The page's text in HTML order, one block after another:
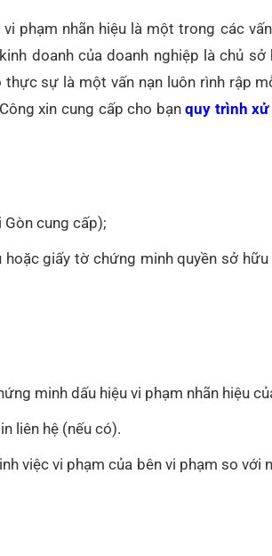
phạm nhãn hiệu là một trong các
doanh của doanh nghiệp là chủ sở
sự là một vấn nạn luôn rình rập
xin cung cấp cho bạnquy trình xử
Gòn cung cấp);
giấy tờ chứng minh quyền sở hữu
minh dấu hiệu vi phạm nhãn hiệu
liên hệ (nếu có).
việc vi phạm của bên vi phạm so với